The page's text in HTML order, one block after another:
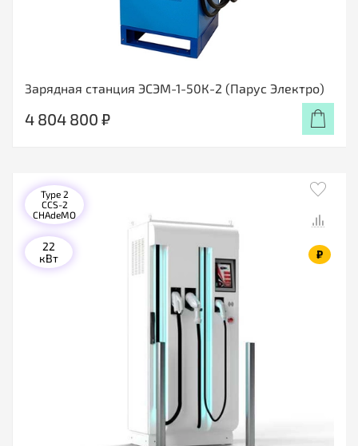
Зарядная станция ЭСЭМ-1-50К-2 (Парус Электро)
4 804 800 ₽
₽
Type 2
CCS-2
CHAdeMO
22
кВт